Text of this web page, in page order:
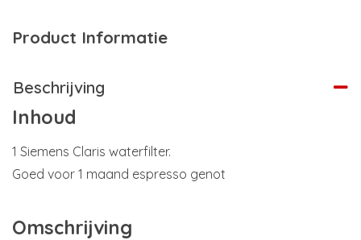
Product Informatie
Beschrijving
Inhoud
1 Siemens Claris waterfilter.
Goed voor 1 maand espresso genot
Omschrijving